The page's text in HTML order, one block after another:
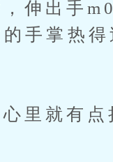
出手m0
手掌热得
就有点